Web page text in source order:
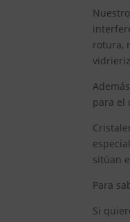
rotura,
para el
sitúan
Para
Si